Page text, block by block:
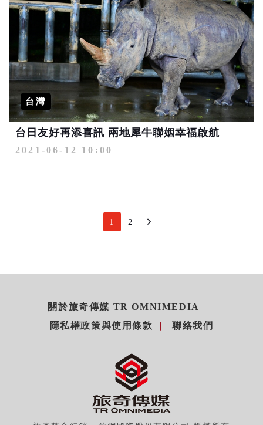
台灣
台日友好再添喜訊 兩地犀牛聯姻幸福啟航
2021-06-12 10:00
1 2
關於旅奇傳媒 TR OMNIMEDIA
隱私權政策與使用條款
聯絡我們